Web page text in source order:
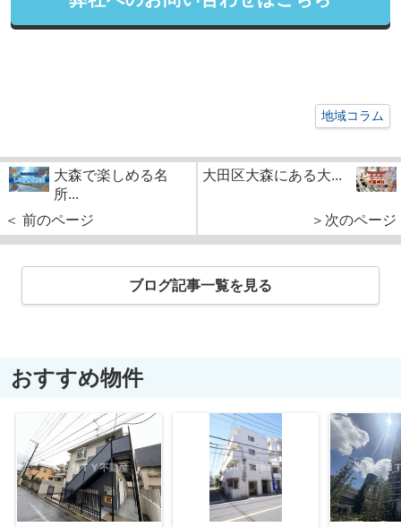
地域コラム
大森で楽しめる名
所...
＜ 前のページ
大田区大森にある大...
＞次のページ
ブログ記事一覧を見る
おすすめ物件